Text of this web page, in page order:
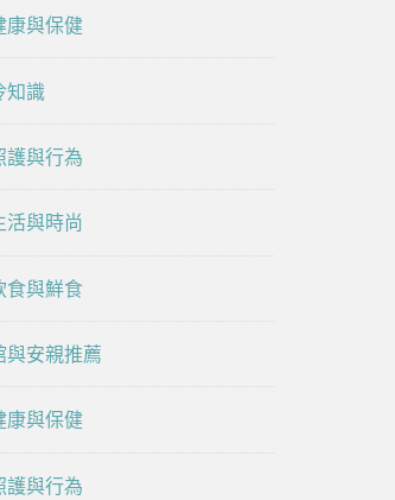
康與保健
知識
護與行為
活與時尚
食與鮮食
與安親推薦
康與保健
護與行為